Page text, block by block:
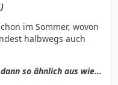
im Sommer, wovon
halbwegs auch
so ähnlich aus wie...